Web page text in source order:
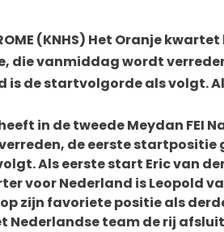
(KNHS) Het Oranje
die vanmiddag wordt
de startvolgorde als volgt.
in de tweede Meydan FEI
de eerste startpositie
Als eerste start Eric van
voor Nederland is Leopold
zijn favoriete positie als
Nederlandse team de rij